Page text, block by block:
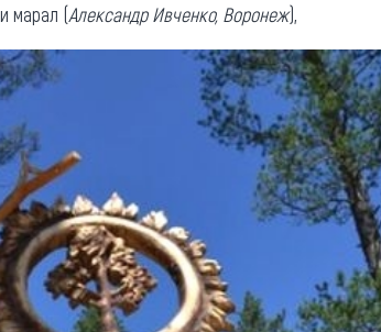
марал (Александр Ивченко, Воронеж),